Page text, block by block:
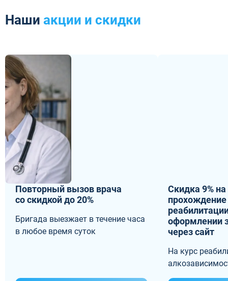
Наши акции и скидки
Повторный вызов врача
со скидкой до 20%
Бригада выезжает в течение часа
в любое время суток
Скидка 9% на
прохождение
оформлении
через сайт
На курс